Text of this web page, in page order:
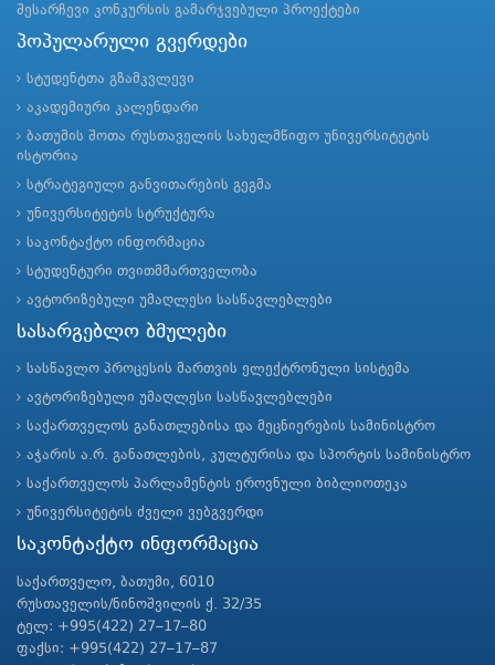
შესარჩევი კონკურსის გამარჯვებული პროექტები
პოპულარული გვერდები
სტუდენტთა გზამკვლევი
აკადემიური კალენდარი
ბათუმის შოთა რუსთაველის სახელმწიფო უნივერსიტეტის
ისტორია
სტრატეგიული განვითარების გეგმა
უნივერსიტეტის სტრუქტურა
საკონტაქტო ინფორმაცია
სტუდენტური თვითმმართველობა
ავტორიზებული უმაღლესი სასწავლებლები
სასარგებლო ბმულები
სასწავლო პროცესის მართვის ელექტრონული სისტემა
ავტორიზებული უმაღლესი სასწავლებლები
საქართველოს განათლებისა და მეცნიერების სამინისტრო
აჭარის ა.რ. განათლების, კულტურისა და სპორტის სამინისტრო
საქართველოს პარლამენტის ეროვნული ბიბლიოთეკა
უნივერსიტეტის ძველი ვებგვერდი
საკონტაქტო ინფორმაცია
საქართველო, ბათუმი, 6010
რუსთაველის/ნინოშვილის ქ. 32/35
ტელ: +995(422) 27–17–80
ფაქსი: +995(422) 27–17–87